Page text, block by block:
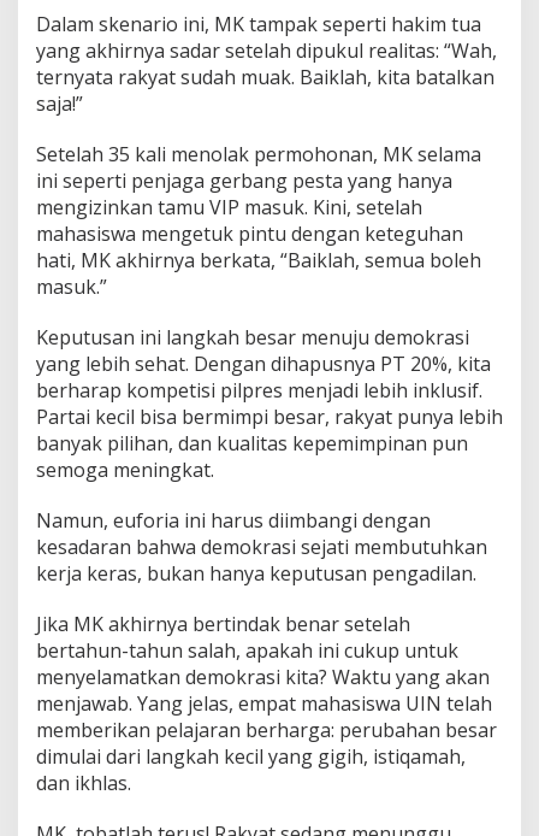
Dalam skenario ini, MK tampak seperti hakim tua
yang akhirnya sadar setelah dipukul realitas: “Wah,
ternyata rakyat sudah muak. Baiklah, kita batalkan
saja!”
Setelah 35 kali menolak permohonan, MK selama
ini seperti penjaga gerbang pesta yang hanya
mengizinkan tamu VIP masuk. Kini, setelah
mahasiswa mengetuk pintu dengan keteguhan
hati, MK akhirnya berkata, “Baiklah, semua boleh
masuk.”
Keputusan ini langkah besar menuju demokrasi
yang lebih sehat. Dengan dihapusnya PT 20%, kita
berharap kompetisi pilpres menjadi lebih inklusif.
Partai kecil bisa bermimpi besar, rakyat punya lebih
banyak pilihan, dan kualitas kepemimpinan pun
semoga meningkat.
Namun, euforia ini harus diimbangi dengan
kesadaran bahwa demokrasi sejati membutuhkan
kerja keras, bukan hanya keputusan pengadilan.
Jika MK akhirnya bertindak benar setelah
bertahun-tahun salah, apakah ini cukup untuk
menyelamatkan demokrasi kita? Waktu yang akan
menjawab. Yang jelas, empat mahasiswa UIN telah
memberikan pelajaran berharga: perubahan besar
dimulai dari langkah kecil yang gigih, istiqamah,
dan ikhlas.